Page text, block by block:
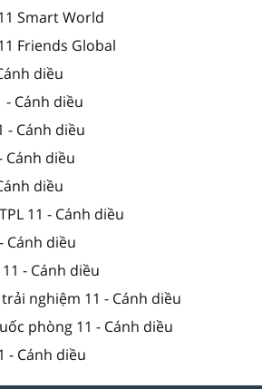
Smart World
Friends Global
diều
- Cánh diều
- Cánh diều
Cánh diều
diều
11 - Cánh diều
Cánh diều
- Cánh diều
nghiệm 11 - Cánh diều
phòng 11 - Cánh diều
- Cánh diều